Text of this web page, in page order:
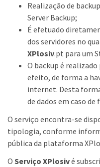
Realização de
Server Backup;
É efetuado
dos servidores no
XPlosiv.pt para um
O backup é
efeito, de forma a
internet. Desta
de dados em caso de
O serviço encontra-se
tipologia, conforme
pública da plataforma
O Serviço XPlosivé